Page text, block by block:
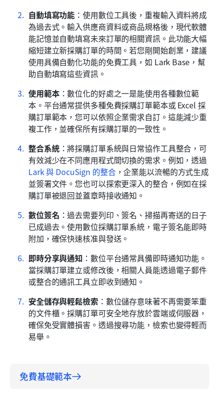
自動填寫功能 ：使用數位工具後，重複輸入資料將成
為過去式。輸入供應商資料或商品規格後，現代軟體
能記憶並自動填寫未來訂單的相關資訊。此功能大幅
縮短建立新採購訂單的時間。若您剛開始創業，建議
使用具備自動化功能的免費工具，如 Lark Base，幫
助自動填寫這些資訊。
使用範本：數位化的好處之一是能使用各種數位範
本。平台通常提供多種免費採購訂單範本或 Excel 採
購訂單範本，您可以依照企業需求自訂。這能減少重
複工作，並確保所有採購訂單的一致性。
整合系統：將採購訂單系統與日常協作工具整合，可
有效減少在不同應用程式間切換的需求。例如，透過
Lark 與 DocuSign 的整合，企業能以流暢的方式生成
並簽署文件。您也可以探索更深入的整合，例如在採
購訂單被退回並蓋章時接收通知。
數位簽名 ：過去需要列印、簽名、掃描再寄送的日子
已成過去。使用數位採購訂單系統，電子簽名能即時
附加，確保快速核准與發送。
即時分享與通知 ：數位平台通常具備即時通知功能。
當採購訂單建立或修改後，相關人員能透過電子郵件
或整合的通訊工具立即收到通知。
安全儲存與輕鬆檢索：數位儲存意味著不再需要笨重
的文件櫃。採購訂單可安全地存放於雲端或伺服器，
確保免受實體損害。透過搜尋功能，檢索也變得輕而
易舉。
免費基礎範本